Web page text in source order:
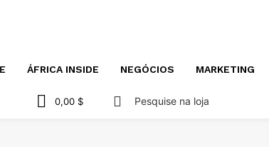
ÁFRICA INSIDE NEGÓCIOS MARKETING
0,00 $ Pesquise na loja